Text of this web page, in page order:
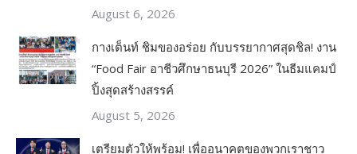
August 6, 2026
กางเต็นท์ ชิมของอร่อย กับบรรยากาศสุดชิล! งาน
“Food Fair อาชีวศึกษาธนบุรี 2026” ในธีมแคมป์
ปิ้งสุดสร้างสรรค์
August 5, 2026
เตรียมตัวให้พร้อม! เพื่ออนาคตของพวกเราชาว